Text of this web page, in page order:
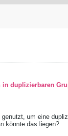
in duplizierbaren
um eine
könnte das liegen?